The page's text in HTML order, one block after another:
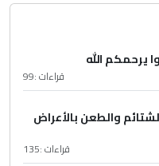
يرحمكم الله
قراءات :99
والطعن بالأعراض
قراءات :135